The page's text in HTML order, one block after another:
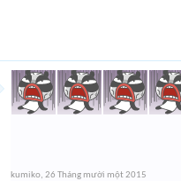
kumiko, 26 Tháng mười một 2015